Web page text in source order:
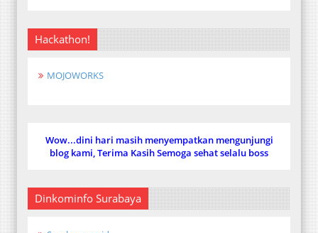
Hackathon!
MOJOWORKS
Wow...dini hari masih menyempatkan mengunjungi
blog kami, Terima Kasih Semoga sehat selalu boss
Dinkominfo Surabaya